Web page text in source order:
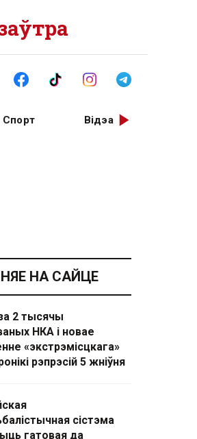
Спорт Відэа
НА САЙЦЕ
2 тысячы
НКА і новае
«экстрэмісцкага»
рэпрэсій 5 жніўня
сістэма
гатовая да